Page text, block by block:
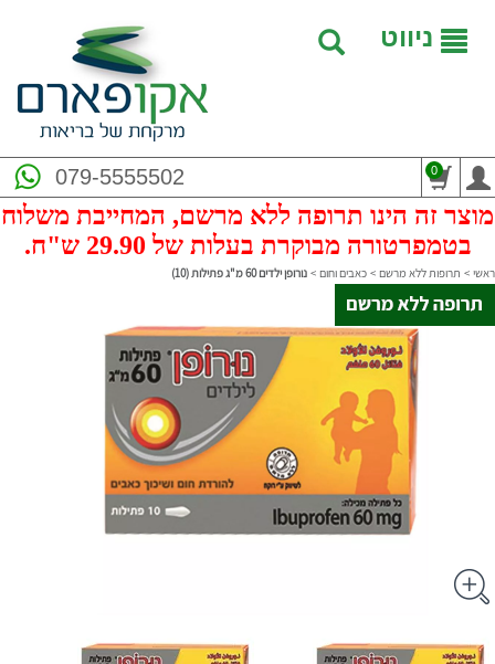
ניווט
079-5555502 0
מוצר זה הינו תרופה ללא מרשם, המחייבת משלוח
בטמפרטורה מבוקרת בעלות של 29.90 ש"ח.
ראשי > תרופות ללא מרשם > כאבים וחום > נורופן ילדים 60 מ"ג פתילות (10)